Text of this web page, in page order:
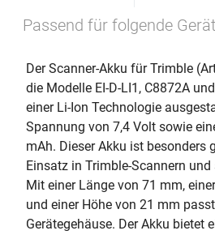
Passend für folgende
Der Scanner-Akku für Trimble
die Modelle EI-D-LI1, C8872A
einer Li-Ion Technologie
Spannung von 7,4 Volt sowie
mAh. Dieser Akku ist besonders
Einsatz in Trimble-Scannern
Mit einer Länge von 71 mm,
und einer Höhe von 21 mm
Gerätegehäuse. Der Akku bietet